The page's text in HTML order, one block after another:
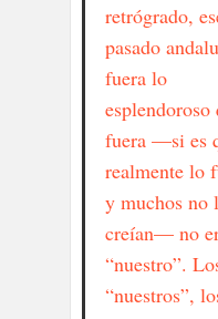
retrógrado,
pasado
fuera lo
esplendoroso
fuera —si es
realmente lo
y muchos no
creían— no
“nuestro”.
“nuestros”,